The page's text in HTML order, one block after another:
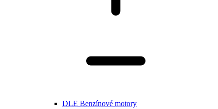
DLE Benzínové motory